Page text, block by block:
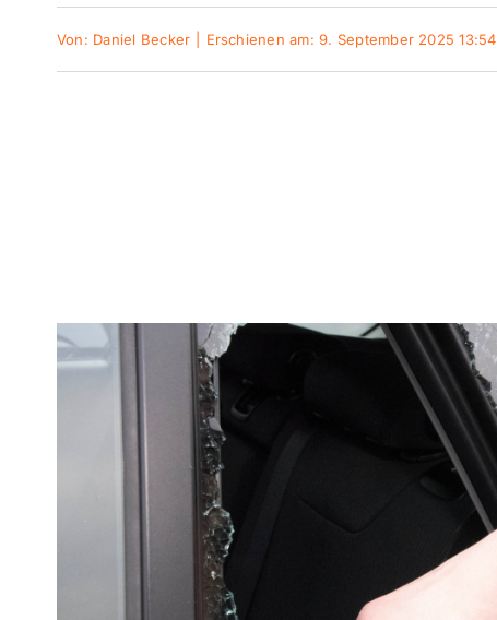
Von: Daniel Becker Erschienen am: 9. September 2025 13:54